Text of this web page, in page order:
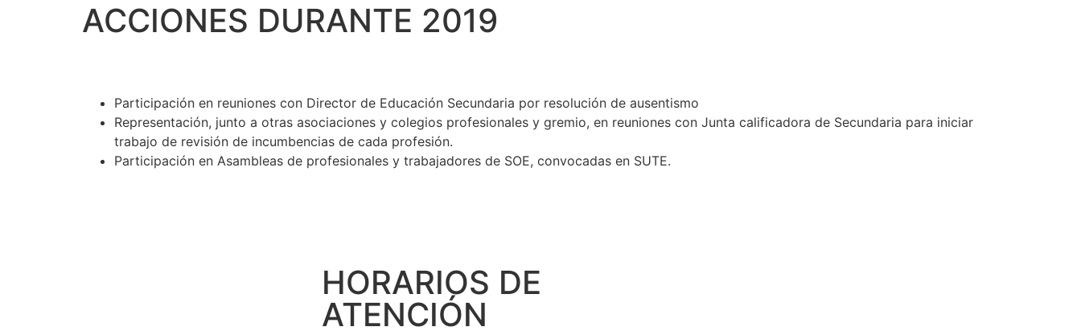
ACCIONES DURANTE 2019
Participación en reuniones con Director de Educación Secundaria por resolución de ausentismo
Representación, junto a otras asociaciones y colegios profesionales y gremio, en reuniones con Junta calificadora de Secundaria para iniciar
trabajo de revisión de incumbencias de cada profesión.
Participación en Asambleas de profesionales y trabajadores de SOE, convocadas en SUTE.
HORARIOS DE
ATENCIÓN